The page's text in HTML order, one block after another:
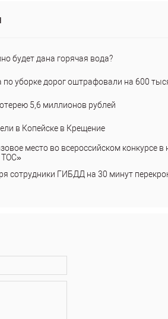
будет дана горячая вода?
по уборке дорог оштрафовали на 600
5,6 миллионов рублей
в Копейске в Крещение
место во всероссийском конкурсе
ТОС»
сотрудники ГИБДД на 30 минут